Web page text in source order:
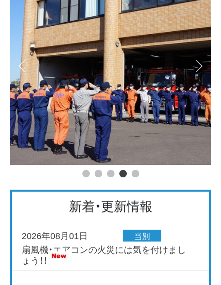
新着・更新情報
2026年08月01日 当別
扇風機・エアコンの火災には気を付けまし
ょう！！